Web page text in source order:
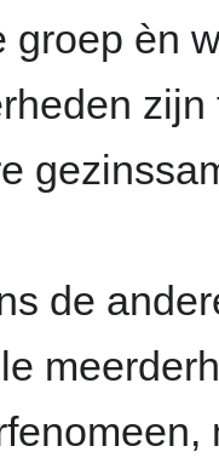
groep èn
de